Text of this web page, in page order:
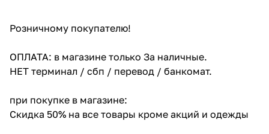
Розничному покупателю!
ОПЛАТА: в магазине только За наличные.
НЕТ терминал / сбп / перевод / банкомат.
при покупке в магазине:
Скидка 50% на все товары кроме акций и одежды